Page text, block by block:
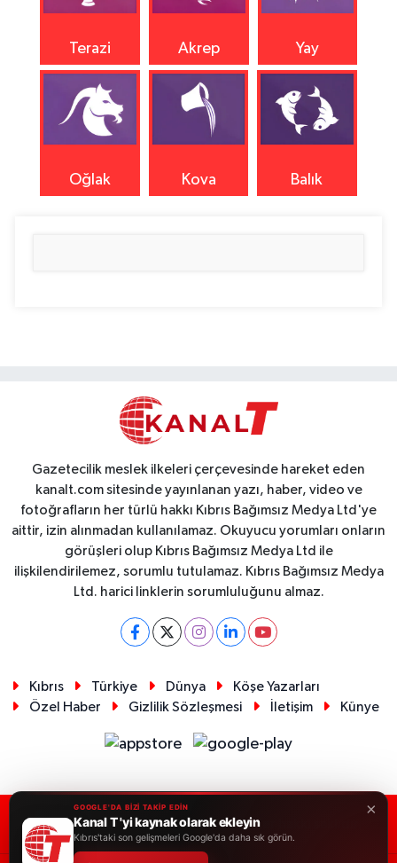
Terazi Akrep Yay
Oğlak Kova Balık
Gazetecilik meslek ilkeleri çerçevesinde hareket eden
kanalt.com sitesinde yayınlanan yazı, haber, video ve
fotoğrafların her türlü hakkı Kıbrıs Bağımsız Medya Ltd'ye
aittir, izin alınmadan kullanılamaz. Okuyucu yorumları onların
görüşleri olup Kıbrıs Bağımsız Medya Ltd ile
ilişkilendirilemez, sorumlu tutulamaz. Kıbrıs Bağımsız Medya
Ltd. harici linklerin sorumluluğunu almaz.
Kıbrıs Türkiye Dünya
Köşe Yazarları
Özel Haber
Gizlilik Sözleşmesi İletişim Künye
RSS Copyright © 2026. Her hakkı saklıdır.
×
GOOGLE'DA BİZİ TAKİP EDİN
Kanal T 'yi kaynak olarak ekleyin
Kıbrıs'taki son gelişmeleri Google'da daha sık görün.